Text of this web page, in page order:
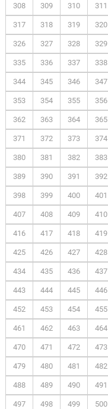
308 309 310 311
317 318 319 320
326 327 328 329
335 336 337 338
344 345 346 347
353 354 355 356
362 363 364 365
371 372 373 374
380 381 382 383
389 390 391 392
398 399 400 401
407 408 409 410
416 417 418 419
425 426 427 428
434 435 436 437
443 444 445 446
452 453 454 455
461 462 463 464
470 471 472 473
479 480 481 482
488 489 490 491
497 498 499 500